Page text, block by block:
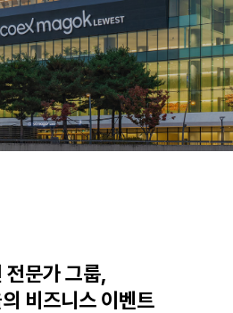
전문가 그룹,
비즈니스 이벤트